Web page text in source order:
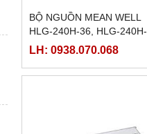
BỘ NGUỒN MEAN WELL
HLG-240H-36, HLG-240H-
36A,HLG-240H-36B,HLG-
LH: 0938.070.068